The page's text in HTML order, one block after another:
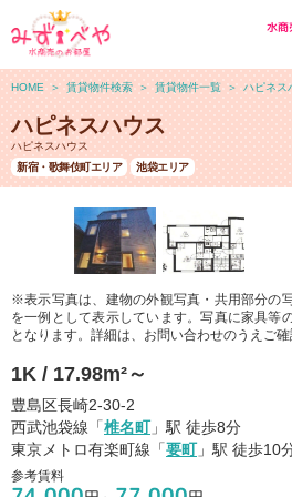
水商
HOME ＞ 賃貸物件検索 ＞ 賃貸物件一覧 ＞ ハピネス
ハピネスハウス
ハピネスハウス
新宿・歌舞伎町エリア
池袋エリア
※表示写真は、建物の外観写真・共用部分の
を一例として表示しています。写真に家具等
となります。詳細は、お問い合わせのうえご確
1K / 17.98m²～
豊島区長崎2-30-2
西武池袋線「椎名町」駅 徒歩8分
東京メトロ有楽町線「要町」駅 徒歩10
参考賃料